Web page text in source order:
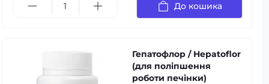
До кошика
Гепатофлор / Hepatoflor
(для поліпшення
роботи печінки)